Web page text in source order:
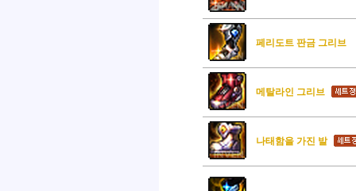
페리도트 판금 그리브
메탈라인 그리브
나태함을 가진 발